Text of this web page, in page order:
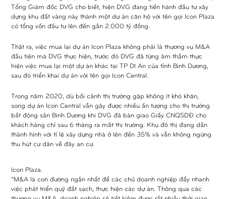
Tổng Giám đốc DVG cho biết, hiện DVG đang tiến hành đầu tư xây
dựng khu đất vàng này thành một dự án căn hộ với tên gọi Icon Plaza
có tổng vốn đầu tư lên đến gần 2.000 tỷ đồng.
Thật ra, việc mua lại dự án Icon Plaza không phải là thương vụ M&A
đầu tiên mà DVG thực hiện, trước đó DVG đã từng âm thầm thực
hiện việc mua lại một dự án khác tại TP Dĩ An của tỉnh Bình Dương,
sau đó triển khai dự án với tên gọi Icon Central.
Trong năm 2020, dù bối cảnh thị trường gặp không ít khó khăn,
song dự án Icon Central vẫn gây được nhiều ấn tượng cho thị trường
bất động sản Bình Dương khi DVG đã bàn giao Giấy CNQSDĐ cho
khách hàng chỉ sau 6 tháng ra mắt thị trường. Khu đô thị đang dần
thành hình với tỉ lệ xây dựng nhà ở lên đến 35% và vẫn không ngừng
thu hút cư dân về đây an cư.
Icon Plaza.
“M&A là con đường ngắn nhất để các chủ doanh nghiệp đẩy nhanh
việc phát triển quỹ đất sạch, thực hiện các dự án. Thông qua các